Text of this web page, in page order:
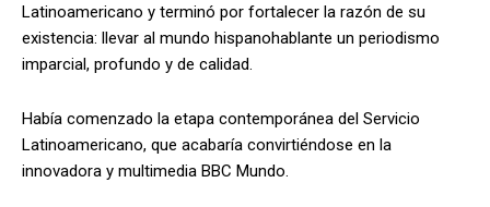
Latinoamericano y terminó por fortalecer la razón de su
existencia: llevar al mundo hispanohablante un periodismo
imparcial, profundo y de calidad.
Había comenzado la etapa contemporánea del Servicio
Latinoamericano, que acabaría convirtiéndose en la
innovadora y multimedia BBC Mundo.